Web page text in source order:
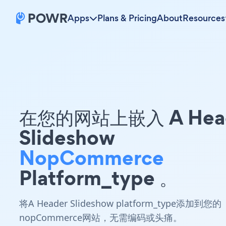
Apps Plans & PricingAboutResources
在您的网站上嵌入 A
Slideshow
NopCommerce
Platform_type 。
将A Header Slideshow platform_type添加到您的
nopCommerce网站，无需编码或头痛。